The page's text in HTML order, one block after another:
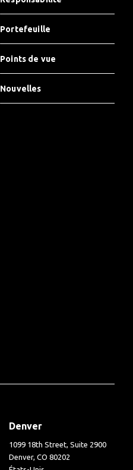
Portefeuille
Points de vue
Nouvelles
Denver
1099 18th Street, Suite 2900
Denver, CO 80202